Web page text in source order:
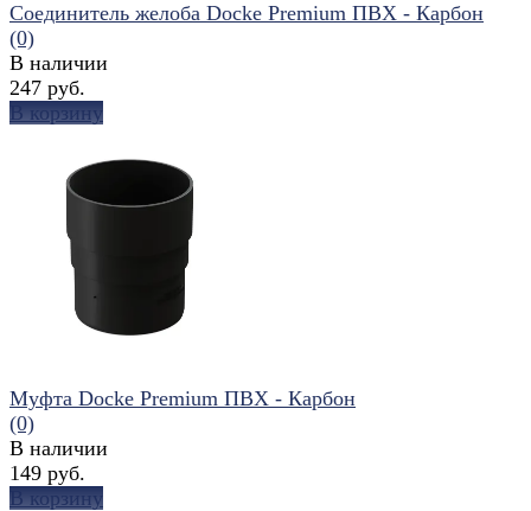
избранное
Соединитель желоба Docke Premium ПВХ - Карбон
(0)
В наличии
247 руб.
В корзину
Муфта Docke Premium ПВХ - Карбон
(0)
В наличии
149 руб.
В корзину